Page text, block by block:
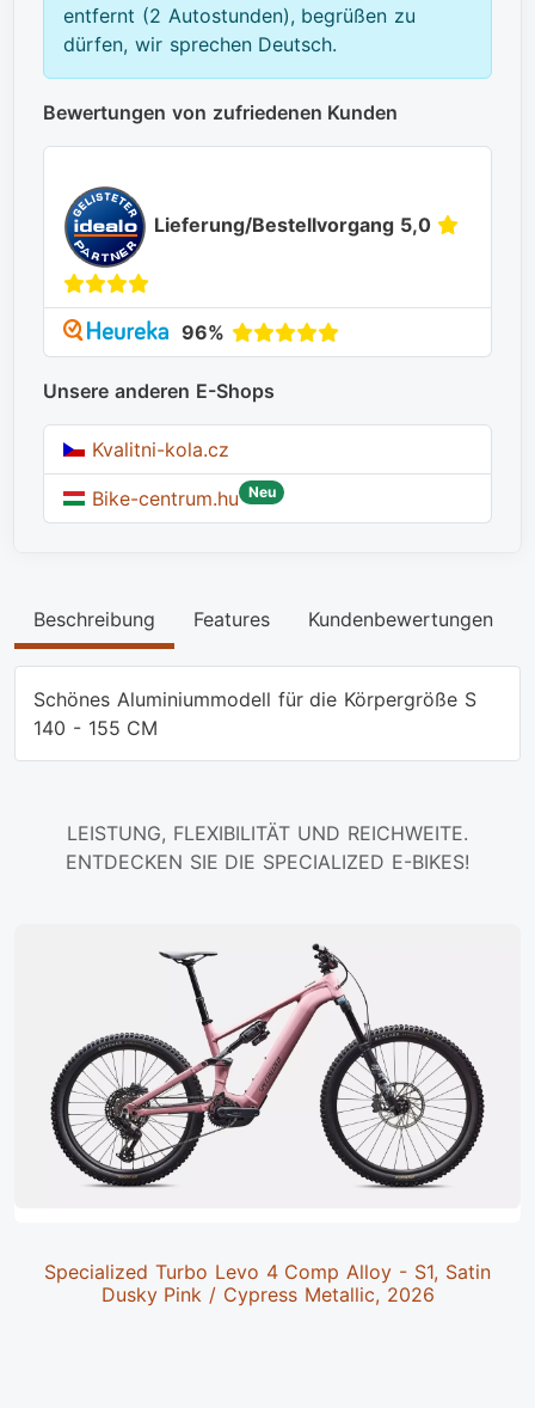
entfernt (2 Autostunden), begrüßen zu
dürfen, wir sprechen Deutsch.
Bewertungen von zufriedenen Kunden
Lieferung/Bestellvorgang 5,0
96%
Unsere anderen E-Shops
Kvalitni-kola.cz
Bike-centrum.hu Neu
Beschreibung Features Kundenbewertungen
Schönes Aluminiummodell für die Körpergröße S
140 - 155 CM
LEISTUNG, FLEXIBILITÄT UND REICHWEITE.
ENTDECKEN SIE DIE SPECIALIZED E-BIKES!
Specialized Turbo Levo 4 Comp Alloy - S1, Satin
Dusky Pink / Cypress Metallic, 2026